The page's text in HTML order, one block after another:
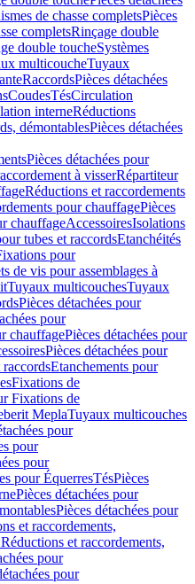
de chasse completsPièces
completsRinçage double
double toucheSystèmes
multicoucheTuyaux
RaccordsPièces détachées
CoudesTésCirculation
interneRéductions
démontablesPièces détachées
Pièces détachées pour
à visserRépartiteur
Réductions et raccordements
pour chauffagePièces
chauffageAccessoiresIsolations
tubes et raccordsEtanchéités
pour
de vis pour assemblages à
Tuyaux multicouchesTuyaux
Pièces détachées pour
pour
chauffagePièces détachées pour
Pièces détachées pour
Etanchements pour
Fixations de
Fixations de
MeplaTuyaux multicouches
pour
pour
pour
pour ÉquerresTésPièces
Pièces détachées pour
Pièces détachées pour
et raccordements,
et raccordements,
pour
pour